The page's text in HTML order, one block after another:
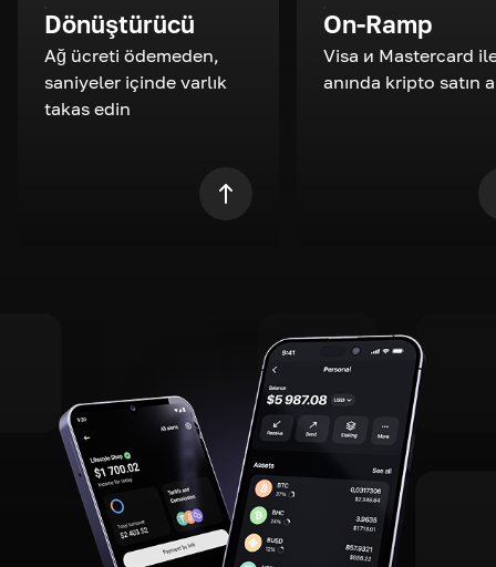
Dönüştürücü
Ağ ücreti ödemeden,
saniyeler içinde varlık
takas edin
On-Ramp
Visa и Mastercard
anında kripto satın